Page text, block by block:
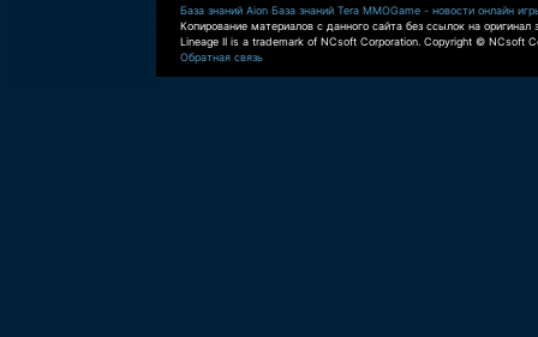
База знаний Aion База знаний Tera MMOGame - новости онлайн
Копирование материалов с данного сайта без ссылок на оригинал
Lineage II is a trademark of NCsoft Corporation. Copyright © NCsoft
Обратная связь